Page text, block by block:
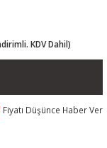
KDV Dahil)
Fiyatı Düşünce Haber Ver